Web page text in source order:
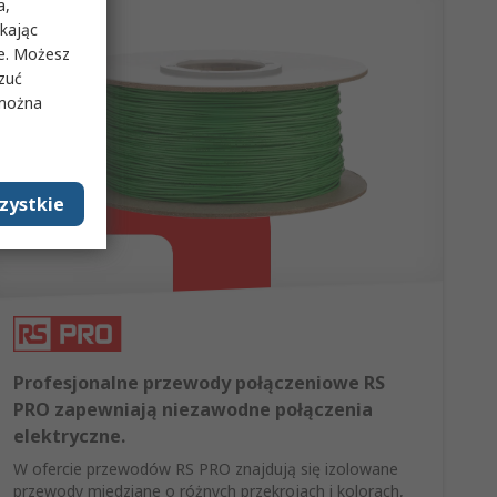
Profesjonalne przewody połączeniowe RS
PRO zapewniają niezawodne połączenia
elektryczne.
W ofercie przewodów RS PRO znajdują się izolowane
przewody miedziane o różnych przekrojach i kolorach,
Możesz